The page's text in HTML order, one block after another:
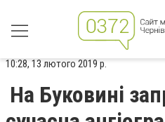
10:28, 13 лютого 2019 р.
На Буковині